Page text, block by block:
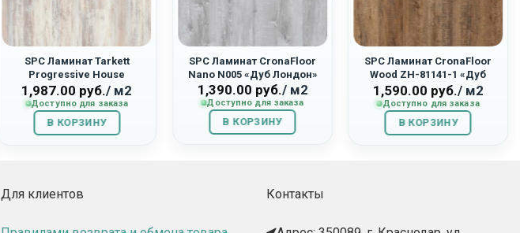
SPC Ламинат Tarkett
Progressive House
277007027 «Max»
1,987.00 руб./ м2
Доступно для заказа
В КОРЗИНУ
SPC Ламинат CronaFloor
Nano N005 «Дуб Лондон»
1,390.00 руб./ м2
Доступно для заказа
В КОРЗИНУ
SPC Ламинат CronaFloor
Wood ZH-81141-1 «Дуб
Робуста»
1,590.00 руб./ м2
Доступно для заказа
В КОРЗИНУ
Для клиентов Контакты